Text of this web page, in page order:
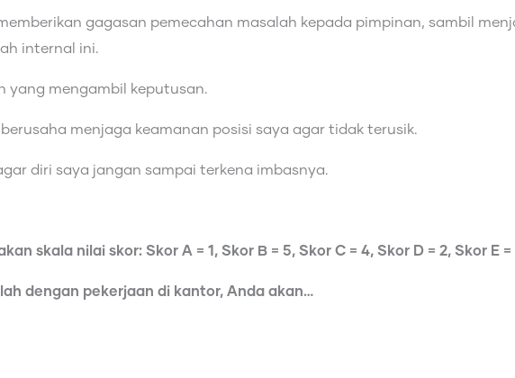
gagasan pemecahan masalah kepada pimpinan, sambil
internal ini.
yang mengambil keputusan.
menjaga keamanan posisi saya agar tidak terusik.
diri saya jangan sampai terkena imbasnya.
skala nilai skor: Skor A = 1, Skor B = 5, Skor C = 4, Skor D = 2, Skor E =
dengan pekerjaan di kantor, Anda akan…